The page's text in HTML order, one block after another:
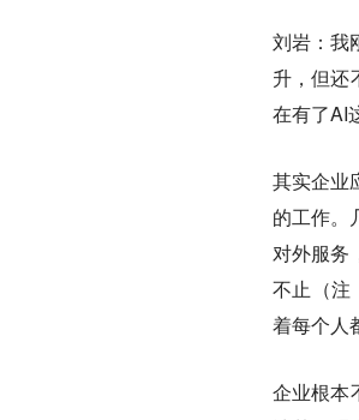
刘岩：我
升，但还
在有了AI
其实企业
的工作。
对外服务
不止（注
着每个人
企业根本